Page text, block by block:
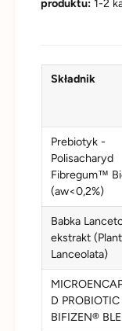
produktu: 1-2
Składnik
Prebiotyk -
Polisacharyd
Fibregum™
(aw<0,2%)
Babka
ekstrakt
Lanceolata)
D PROBIOTIC
BIFIZEN®